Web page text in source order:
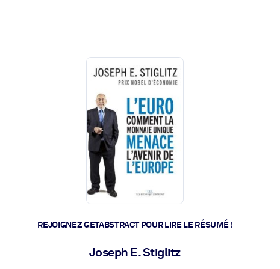
REJOIGNEZ GETABSTRACT POUR LIRE LE RÉSUMÉ !
Joseph E. Stiglitz